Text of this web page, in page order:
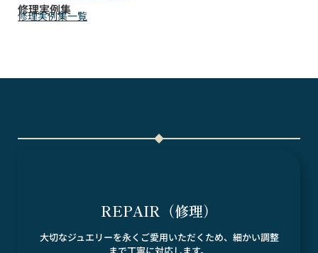
修理実例集
修理実例集一覧
REPAIR（修理）
大切なジュエリーを永くご愛用いただくため、細かい調整